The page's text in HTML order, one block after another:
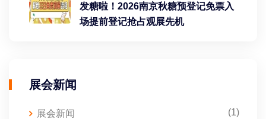
发糖啦！2026南京秋糖预登记免票入
场提前登记抢占观展先机
展会新闻
展会新闻 (1)